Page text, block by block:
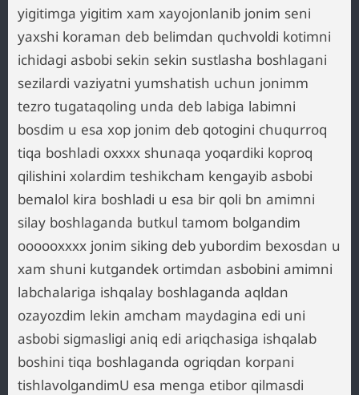
yigitimga yigitim xam xayojonlanib jonim seni
yaxshi koraman deb belimdan quchvoldi kotimni
ichidagi asbobi sekin sekin sustlasha boshlagani
sezilardi vaziyatni yumshatish uchun jonimm
tezro tugataqoling unda deb labiga labimni
bosdim u esa xop jonim deb qotogini chuqurroq
tiqa boshladi oxxxx shunaqa yoqardiki koproq
qilishini xolardim teshikcham kengayib asbobi
bemalol kira boshladi u esa bir qoli bn amimni
silay boshlaganda butkul tamom bolgandim
oooooxxxx jonim siking deb yubordim bexosdan u
xam shuni kutgandek ortimdan asbobini amimni
labchalariga ishqalay boshlaganda aqldan
ozayozdim lekin amcham maydagina edi uni
asbobi sigmasligi aniq edi ariqchasiga ishqalab
boshini tiqa boshlaganda ogriqdan korpani
tishlavolgandimU esa menga etibor qilmasdi